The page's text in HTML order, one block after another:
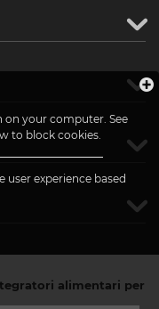
alimentari per
on your computer. See
to block cookies.
experience based